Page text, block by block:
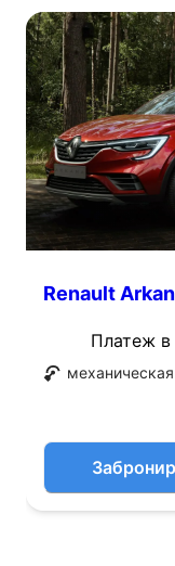
Renault
Платеж в
механическая